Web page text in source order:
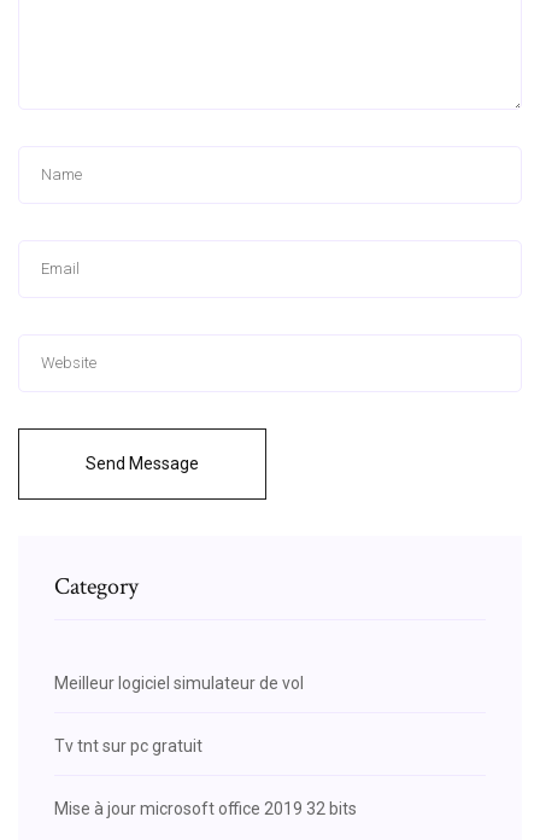
Send Message
Category
Meilleur logiciel simulateur de vol
Tv tnt sur pc gratuit
Mise à jour microsoft office 2019 32 bits